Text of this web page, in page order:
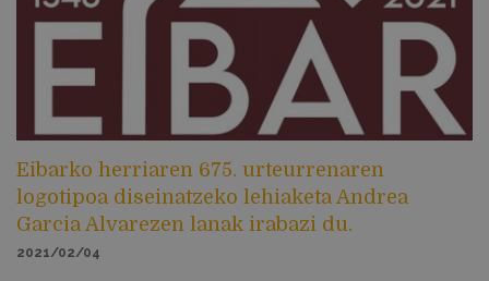
Eibarko herriaren 675. urteurrenaren
logotipoa diseinatzeko lehiaketa Andrea
Garcia Alvarezen lanak irabazi du.
2021/02/04